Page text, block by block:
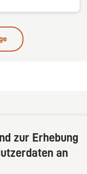
zur Erhebung
an